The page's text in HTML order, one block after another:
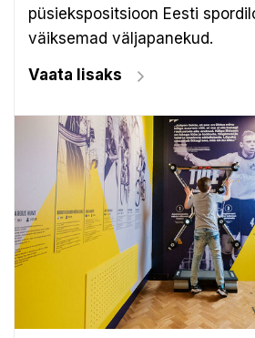
püsiekspositsioon Eesti
väiksemad väljapanekud.
Vaata lisaks